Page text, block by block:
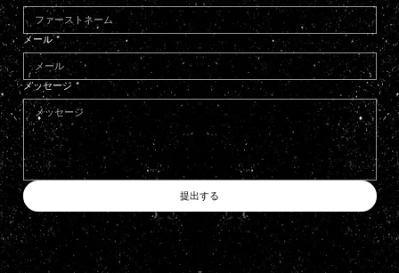
メール *
メッセージ *
提出する